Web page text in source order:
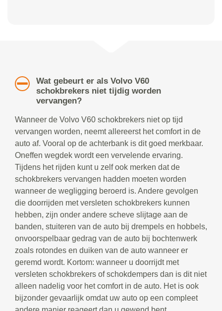
Wat gebeurt er als Volvo V60
schokbrekers niet tijdig worden
vervangen?
Wanneer de Volvo V60 schokbrekers niet op tijd
vervangen worden, neemt allereerst het comfort in de
auto af. Vooral op de achterbank is dit goed merkbaar.
Oneffen wegdek wordt een vervelende ervaring.
Tijdens het rijden kunt u zelf ook merken dat de
schokbrekers vervangen hadden moeten worden
wanneer de wegligging beroerd is. Andere gevolgen
die doorrijden met versleten schokbrekers kunnen
hebben, zijn onder andere scheve slijtage aan de
banden, stuiteren van de auto bij drempels en hobbels,
onvoorspelbaar gedrag van de auto bij bochtenwerk
zoals rotondes en duiken van de auto wanneer er
geremd wordt. Kortom: wanneer u doorrijdt met
versleten schokbrekers of schokdempers dan is dit niet
alleen nadelig voor het comfort in de auto. Het is ook
bijzonder gevaarlijk omdat uw auto op een compleet